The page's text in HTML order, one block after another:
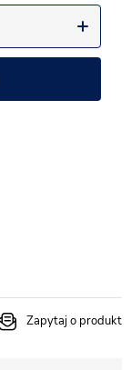
Zapytaj o produkt